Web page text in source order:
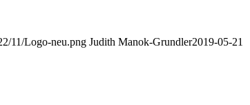
11/Logo-neu.png Judith Manok-Grundler2019-05-21